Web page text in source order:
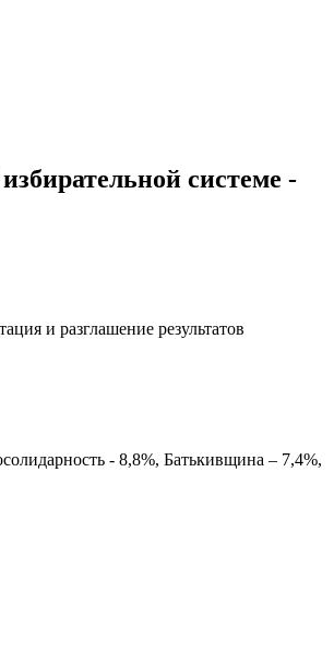
системе -
и разглашение результатов
- 8,8%, Батькивщина – 7,4%,